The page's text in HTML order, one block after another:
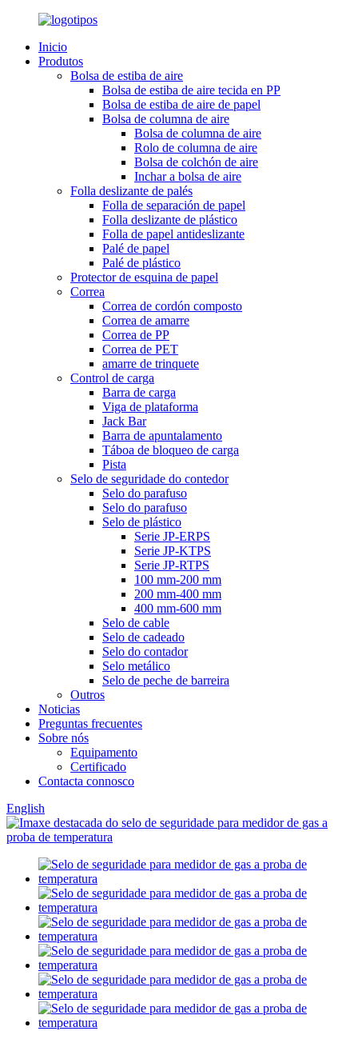
Inicio
Produtos
Bolsa de estiba de aire
Bolsa de estiba de aire tecida en PP
Bolsa de estiba de aire de papel
Bolsa de columna de aire
Bolsa de columna de aire
Rolo de columna de aire
Bolsa de colchón de aire
Inchar a bolsa de aire
Folla deslizante de palés
Folla de separación de papel
Folla deslizante de plástico
Folla de papel antideslizante
Palé de papel
Palé de plástico
Protector de esquina de papel
Correa
Correa de cordón composto
Correa de amarre
Correa de PP
Correa de PET
amarre de trinquete
Control de carga
Barra de carga
Viga de plataforma
Jack Bar
Barra de apuntalamento
Táboa de bloqueo de carga
Pista
Selo de seguridade do contedor
Selo do parafuso
Selo do parafuso
Selo de plástico
Serie JP-ERPS
Serie JP-KTPS
Serie JP-RTPS
100 mm-200 mm
200 mm-400 mm
400 mm-600 mm
Selo de cable
Selo de cadeado
Selo do contador
Selo metálico
Selo de peche de barreira
Outros
Noticias
Preguntas frecuentes
Sobre nós
Equipamento
Certificado
Contacta connosco
English